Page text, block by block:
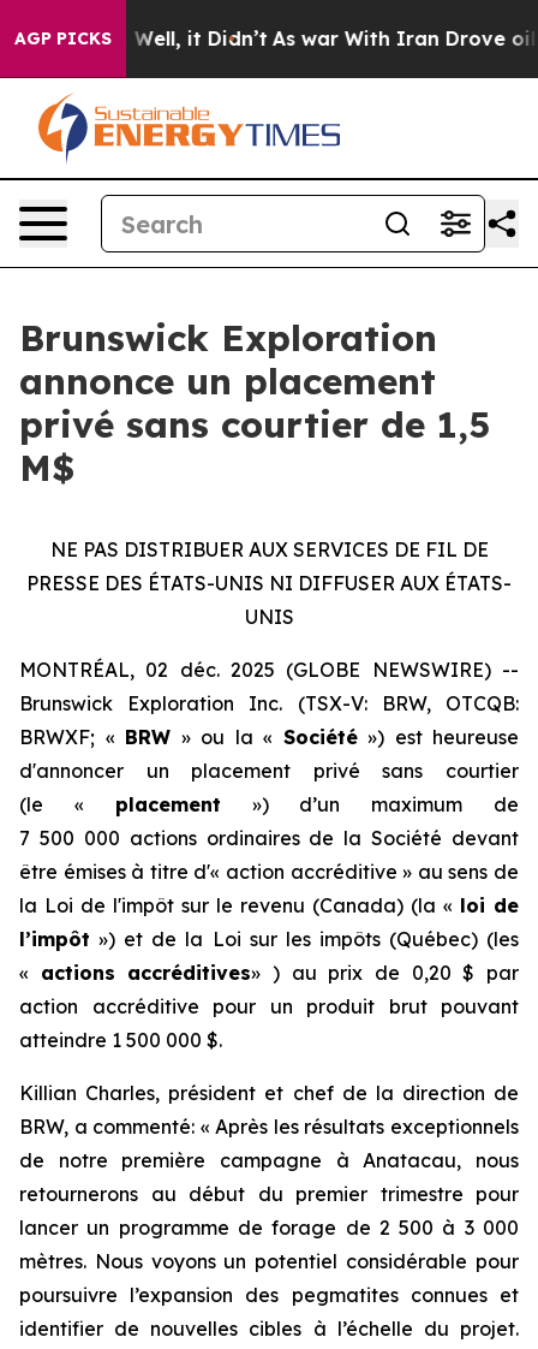
AGP PICKS
40%. Well, it Didn’t As war With Iran Drove oil
Brunswick Exploration
annonce un placement
privé sans courtier de 1,5
M$
NE PAS DISTRIBUER AUX SERVICES DE FIL DE
PRESSE DES ÉTATS-UNIS NI DIFFUSER AUX ÉTATS-
UNIS
MONTRÉAL, 02 déc. 2025 (GLOBE NEWSWIRE) --
Brunswick Exploration Inc. (TSX-V: BRW, OTCQB:
BRWXF; « BRW » ou la « Société») est heureuse
d'annoncer un placement privé sans courtier
(le « placement ») d’un maximum de
7 500 000 actions ordinaires de la Société devant
être émises à titre d'« action accréditive » au sens de
la Loi de l'impôt sur le revenu (Canada) (la « loi de
l’impôt ») et de la Loi sur les impôts(Québec) (les
« actions accréditives» ) au prix de 0,20 $ par
action accréditive pour un produit brut pouvant
atteindre 1 500 000 $.
Killian Charles, président et chef de la direction de
BRW, a commenté: « Après les résultats exceptionnels
de notre première campagne à Anatacau, nous
retournerons au début du premier trimestre pour
lancer un programme de forage de 2 500 à 3 000
mètres. Nous voyons un potentiel considérable pour
poursuivre l’expansion des pegmatites connues et
identifier de nouvelles cibles à l’échelle du projet.